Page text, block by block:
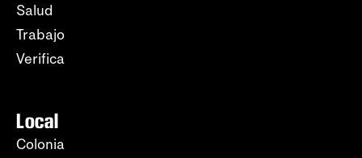
Salud
Trabajo
Verifica
Local
Colonia